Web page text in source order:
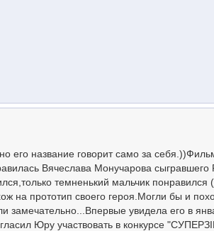
его название говорит само за
Вячеслава Монучарова сыгравшего
темненький мальчик понравился
на прототип своего героя.Могли бы и
замечательно...Впервые увидела его в
Юру участвовать в конкурсе